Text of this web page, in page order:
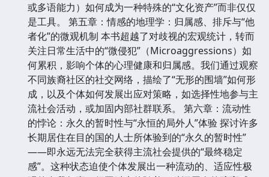
或多语能力）如何成为一种特殊的“文化资产”而非仅仅
是工具。 第五章：情感的地理学：归属感、排斥与“他
者化”的微观机制 本书超越了对歧视的宏观统计，转而
关注日常生活中的“微侵犯”（Microaggressions）如
何累积，影响个体的心理健康和归属感。我们通过观察
不同族裔社区的社交网络，描绘了“无形的围墙”如何形
成，以及个体如何发展出应对策略，如选择性地参与主
流社会活动，或加固内部社群联系。 第六章：流动性
的悖论：永久的暂时性与“永恒的局外人”体验 探讨许多
长期居住在目的国的人士所体验到的“永久的暂时性”
——即永远无法完全获得主流社会提供的“最终稳定
感”。这种状态迫使个体发展出一种流动的、适应性极